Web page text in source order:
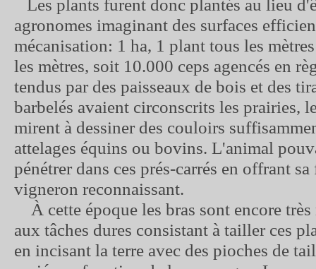
Les plants furent donc plantés au lieu
agronomes imaginant des surfaces
mécanisation: 1 ha, 1 plant tous les
les mètres, soit 10.000 ceps agencés en
tendus par des paisseaux de bois et des
barbelés avaient circonscrits les prairies,
mirent à dessiner des couloirs
attelages équins ou bovins. L'animal
pénétrer dans ces prés-carrés en offrant sa
vigneron reconnaissant.
À cette époque les bras sont encore
aux tâches dures consistant à tailler ces
en incisant la terre avec des pioches de